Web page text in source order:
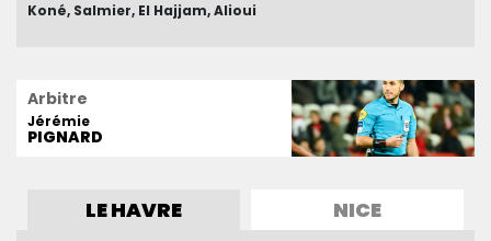
Koné Salmier El Hajjam Alioui
Sirigu Mendy Amraoui Belahyane
Arbitre
Jérémie
PIGNARD
LE HAVRE NICE